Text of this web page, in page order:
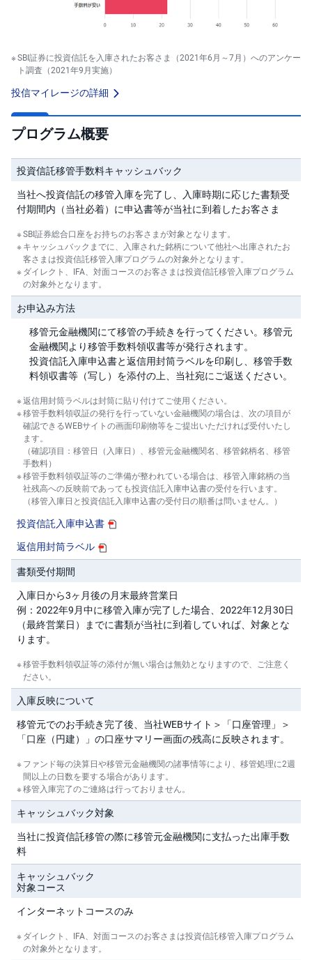
SBI証券に投資信託を入庫されたお客さま（2021年6月～7月）へのアンケー
ト調査（2021年9月実施）
投信マイレージの詳細
プログラム概要
投資信託移管手数料キャッシュバック
当社へ投資信託の移管入庫を完了し、入庫時期に応じた書類受
付期間内（当社必着）に申込書等が当社に到着したお客さま
SBI証券総合口座をお持ちのお客さまが対象となります。
キャッシュバックまでに、入庫された銘柄について他社へ出庫されたお
客さまは投資信託移管入庫プログラムの対象外となります。
ダイレクト、IFA、対面コースのお客さまは投資信託移管入庫プログラム
の対象外となります。
お申込み方法
移管元金融機関にて移管の手続きを行ってください。移管元
金融機関より移管手数料領収書等が発行されます。
投資信託入庫申込書と返信用封筒ラベルを印刷し、移管手数
料領収書等（写し）を添付の上、当社宛にご返送ください。
返信用封筒ラベルは封筒に貼り付けてご使用ください。
移管手数料領収証の発行を行っていない金融機関の場合は、次の項目が
確認できるWEBサイトの画面印刷物等をご提出いただければ受付いたし
ます。
（確認項目：移管日（入庫日）、移管元金融機関名、移管銘柄名、移管
手数料）
移管手数料領収証等のご準備が整われている場合は、移管入庫銘柄の当
社残高への反映前であっても投資信託入庫申込書の受付を行います。
（移管入庫日と投資信託入庫申込書の受付日の順番は問いません。）
投資信託入庫申込書
返信用封筒ラベル
書類受付期間
入庫日から3ヶ月後の月末最終営業日
例：2022年9月中に移管入庫が完了した場合、2022年12月30日
（最終営業日）までに書類が当社に到着していれば、対象とな
ります。
移管手数料領収証等の添付が無い場合は無効となりますので、ご注意く
ださい。
入庫反映について
移管元でのお手続き完了後、当社WEBサイト＞「口座管理」＞
「口座（円建）」の口座サマリー画面の残高に反映されます。
ファンド毎の決算日や移管元金融機関の諸事情等により、移管処理に2週
間以上の日数を要する場合があります。
移管入庫完了のご連絡は行っておりません。
キャッシュバック対象
当社に投資信託移管の際に移管元金融機関に支払った出庫手数
料
キャッシュバック
対象コース
インターネットコースのみ
ダイレクト、IFA、対面コースのお客さまは投資信託移管入庫プログラム
の対象外となります。